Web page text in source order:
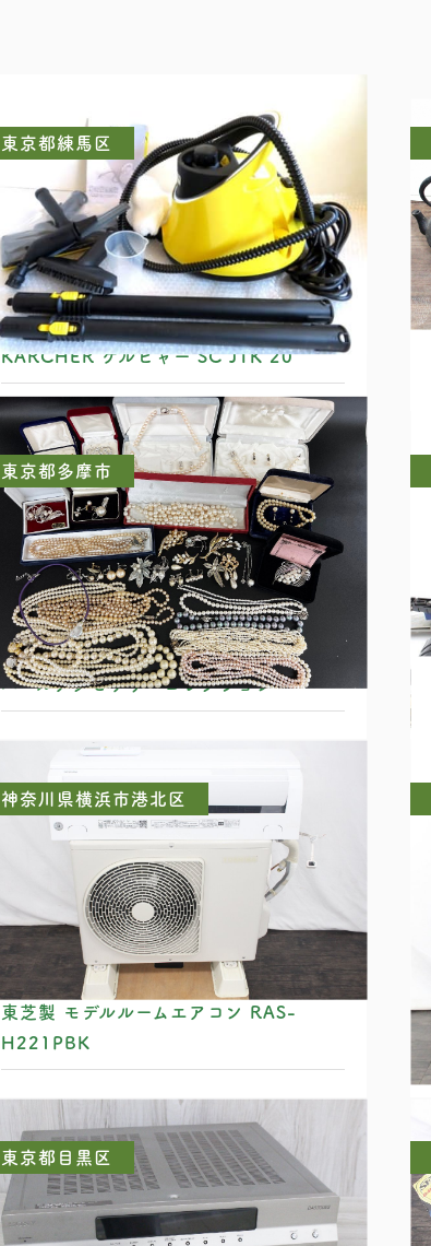
東京都練馬区
KARCHER ケルヒャー SC JTK 20
東京都多摩市
パールアクセサリーコレクション
神奈川県横浜市港北区
東芝製 モデルルームエアコン RAS-
H221PBK
東京都目黒区